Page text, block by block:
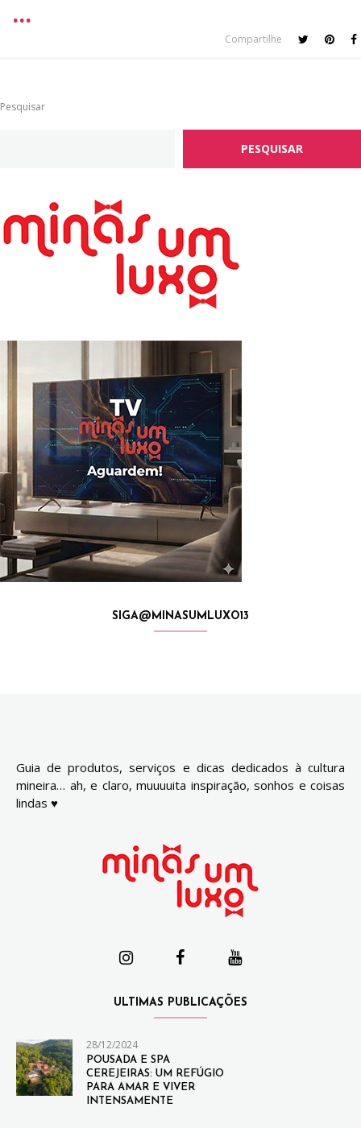
Compartilhe
Pesquisar
PESQUISAR
SIGA@MINASUMLUXO13
Guia de produtos, serviços e dicas dedicados à cultura
mineira… ah, e claro, muuuuita inspiração, sonhos e coisas
lindas ♥
ULTIMAS PUBLICAÇÕES
28/12/2024
POUSADA E SPA
CEREJEIRAS: UM REFÚGIO
PARA AMAR E VIVER
INTENSAMENTE